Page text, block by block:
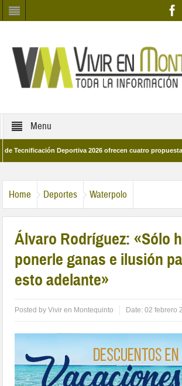
Menu
Deportiva 2026 ofrecen cuatro propuestas para
Home Deportes Waterpolo
Álvaro Rodríguez: «Sólo
ponerle ganas e ilusión
esto adelante»
Posted byVivir en Montequinto Date:02 febrero